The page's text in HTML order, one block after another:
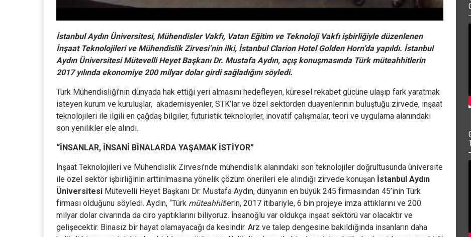
İstanbul Aydın Üniversitesi, Mühendisler Vakfı, Vatan Eğitim ve Teknoloji Vakfı işbirliğiyle düzenlenen
İnşaat Teknolojileri ve Mühendislik Zirvesi’nin ilki, İstanbul Clarion Hotel Golden Horn’da yapıldı. İstanbul
Aydın Üniversitesi Mütevelli Heyet Başkanı Dr. Mustafa Aydın, açış konuşmasında Türk müteahhitlerin
2017 yılında ekonomiye 200 milyar dolar girdi sağladığını söyledi.
Türk Mühendisliği’nin dünyada hak ettiği yeri almasını hedefleyen, küresel rekabet gücüne ulaşıp fark yaratmak
isteyen kurum ve kuruluşlar, akademisyenler, STK’lar ve özel sektörden duayenlerinin buluştuğu zirvede, inşaat
teknolojileri ile ilgili en çağdaş bilgiler, futuristik teknolojiler, inovatif çalışmalar, teori ve uygulama alanındaki
son yenilikler ele alındı.
“İNSANLAR, İNSANİ BİNALARDA YAŞAMAK İSTİYOR”
İnşaat Teknolojileri ve Mühendislik Zirvesi’nde mühendislik alanındaki son teknolojiler doğrultusunda üniversite
ile özel sektör işbirliğinin arttırılmasına yönelik çözüm önerileri ele alındığı zirvede konuşan İstanbul Aydın
Üniversitesi Mütevelli Heyet Başkanı Dr. Mustafa Aydın, dünyanın en büyük 245 firmasından 45’inin Türk
firması olduğunu söyledi. Aydın, “Türk müteahhitlerin, 2017 itibariyle, 6 bin projeye imza attıklarını ve 200
milyar dolar civarında da ciro yaptıklarını biliyoruz. İnsanoğlu var oldukça inşaat sektörü var olacaktır ve
gelişecektir. Binasız bir hayat olamayacağı da kesindir. Arz ve talep dengesine bakıldığında insanların daha